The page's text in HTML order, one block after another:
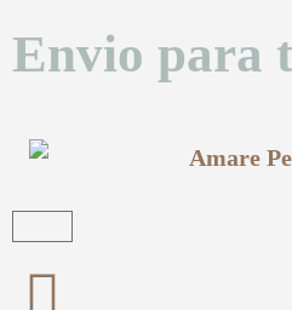
Envio para